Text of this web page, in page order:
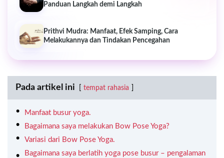
Panduan Langkah demi Langkah
Prithvi Mudra: Manfaat, Efek Samping, Cara
Melakukannya dan Tindakan Pencegahan
Pada artikel ini tempat rahasia
Manfaat busur yoga.
Bagaimana saya melakukan Bow Pose Yoga?
Variasi dari Bow Pose Yoga.
Bagaimana saya berlatih yoga pose busur – pengalaman